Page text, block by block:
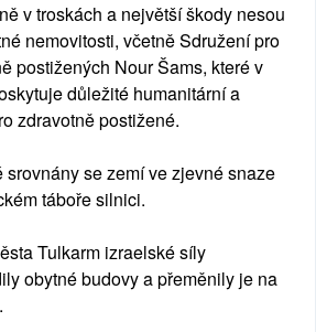
v troskách a největší škody nesou
nemovitosti, včetně Sdružení pro
postižených Nour Šams, které v
důležité humanitární a
zdravotně postižené.
se zemí ve zjevné snaze
táboře silnici.
Tulkarm izraelské síly
obytné budovy a přeměnily je na